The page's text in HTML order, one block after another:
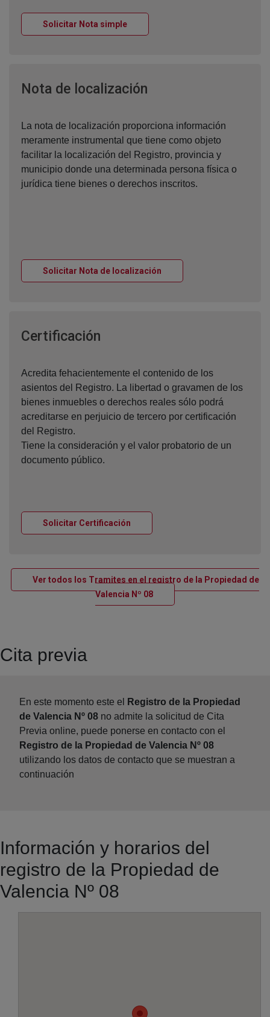
Solicitar Nota simpleVentana nueva
Nota de localización
La nota de localización proporciona información
meramente instrumental que tiene como objeto
facilitar la localización del Registro, provincia y
municipio donde una determinada persona física o
jurídica tiene bienes o derechos inscritos.
Solicitar Nota de localización
Certificación
Acredita fehacientemente el contenido de los
asientos del Registro. La libertad o gravamen de los
bienes inmuebles o derechos reales sólo podrá
acreditarse en perjuicio de tercero por certificación
del Registro.
Tiene la consideración y el valor probatorio de un
documento público.
Solicitar Certificación
Ver todos los Tramites en el registro de la Propiedad de
Valencia Nº 08Ventana nueva
Cita previa
En este momento este el
Registro de la Propiedad
de Valencia Nº 08 no admite la solicitud de Cita
Previa online, puede ponerse en contacto con el
Registro de la Propiedad de Valencia Nº 08
utilizando los datos de contacto que se muestran a
continuación
Información y horarios del
registro de la Propiedad de
Valencia Nº 08